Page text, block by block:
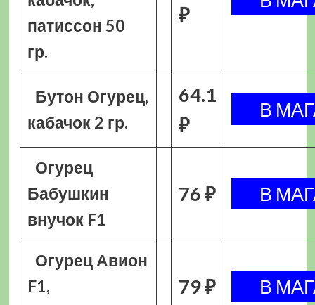
патиссон 50
гр.
₽
Бутон Огурец,
кабачок 2 гр.
64.1
₽
Огурец
Бабушкин
внучок F1
76 ₽
Огурец Авион
F1,
79 ₽